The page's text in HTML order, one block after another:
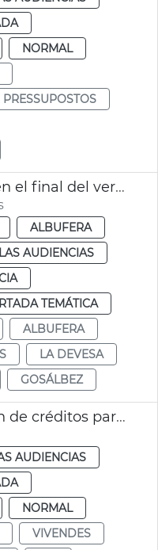
NORMAL
PRESSUPOSTOS
Vigilancia de El Saler en el final del verano València
ALBUFERA
AUDIENCIAS
TEMÁTICA
ALBUFERA
LA DEVESA
GOSÁLBEZ
JGL sexta modificación de créditos para vivendes La Torre, deuda y descuentos EMT
AUDIENCIAS
NORMAL
VIVENDES